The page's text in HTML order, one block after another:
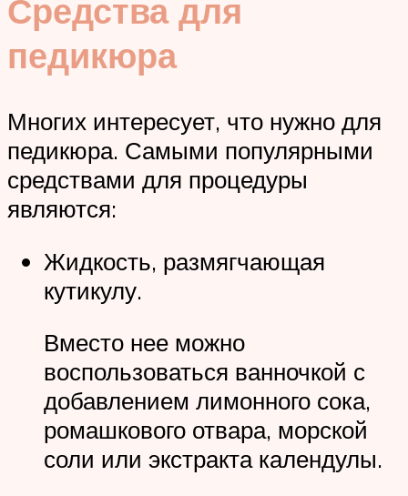
Средства для
педикюра
Многих интересует, что нужно для
педикюра. Самыми популярными
средствами для процедуры
являются:
Жидкость, размягчающая
кутикулу.
Вместо нее можно
воспользоваться ванночкой с
добавлением лимонного сока,
ромашкового отвара, морской
соли или экстракта календулы.